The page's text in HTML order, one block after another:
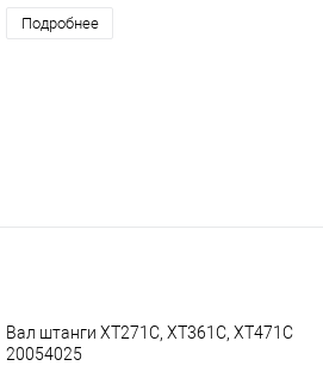
Подробнее
Вал штанги XT271C, XT361C, XT471C
20054025